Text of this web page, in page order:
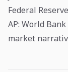
Federal
AP: World
market